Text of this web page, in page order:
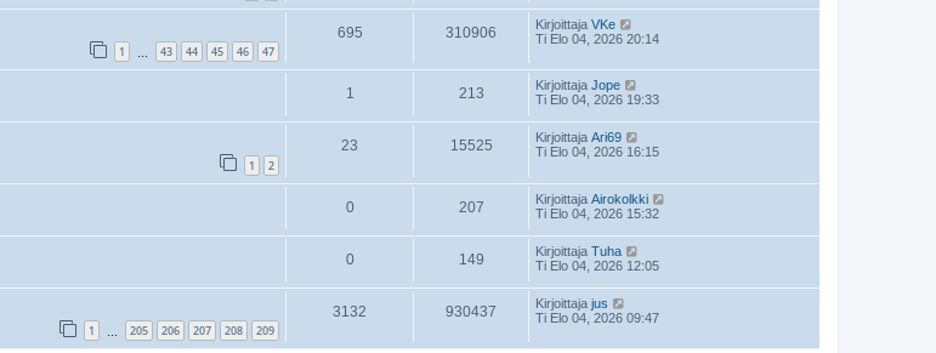
1 43 44 45 46 47
695 310906 Kirjoittaja VKe
Ti Elo 04, 2026 20:14
1 213 Kirjoittaja Jope
Ti Elo 04, 2026 19:33
1 2
23 15525 Kirjoittaja Ari69
Ti Elo 04, 2026 16:15
0 207 Kirjoittaja Airokolkki
Ti Elo 04, 2026 15:32
0 149 Kirjoittaja Tuha
Ti Elo 04, 2026 12:05
1 205 206 207 208 209
3132 930437 Kirjoittaja jus
Ti Elo 04, 2026 09:47